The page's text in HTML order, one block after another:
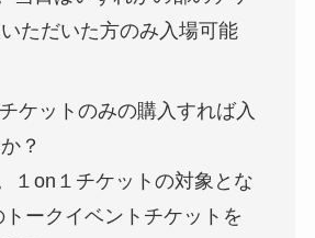
ただいた方のみ入場可能
ケットのみの購入すれば入
？
１on１チケットの対象とな
トークイベントチケットを